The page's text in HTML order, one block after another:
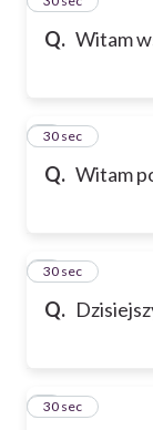
Q. Witam
Q. Witam
2
30 sec
Q.
3
30 sec
4
30 sec